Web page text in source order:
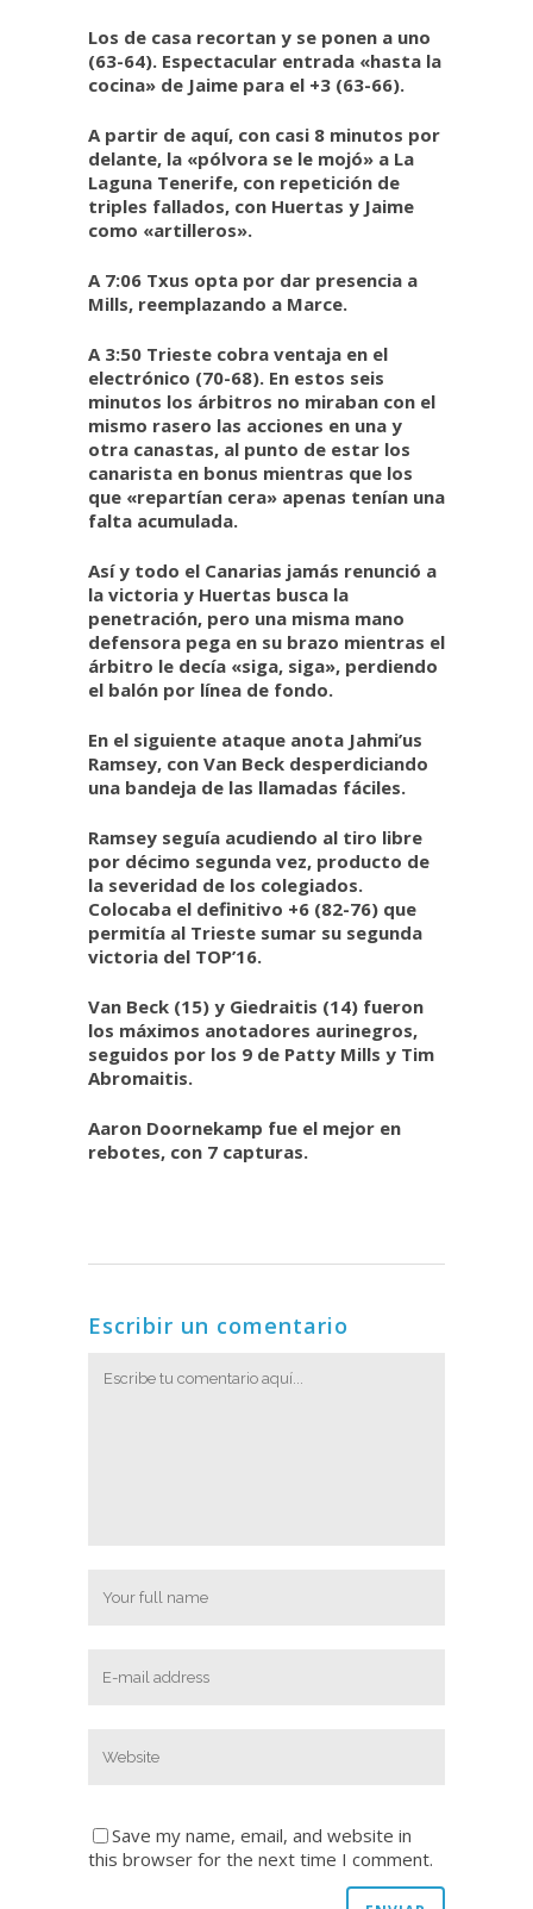
Los de casa recortan y se ponen a uno
(63-64). Espectacular entrada «hasta la
cocina» de Jaime para el +3 (63-66).
A partir de aquí, con casi 8 minutos por
delante, la «pólvora se le mojó» a La
Laguna Tenerife, con repetición de
triples fallados, con Huertas y Jaime
como «artilleros».
A 7:06 Txus opta por dar presencia a
Mills, reemplazando a Marce.
A 3:50 Trieste cobra ventaja en el
electrónico (70-68). En estos seis
minutos los árbitros no miraban con el
mismo rasero las acciones en una y
otra canastas, al punto de estar los
canarista en bonus mientras que los
que «repartían cera» apenas tenían una
falta acumulada.
Así y todo el Canarias jamás renunció a
la victoria y Huertas busca la
penetración, pero una misma mano
defensora pega en su brazo mientras el
árbitro le decía «siga, siga», perdiendo
el balón por línea de fondo.
En el siguiente ataque anota Jahmi’us
Ramsey, con Van Beck desperdiciando
una bandeja de las llamadas fáciles.
Ramsey seguía acudiendo al tiro libre
por décimo segunda vez, producto de
la severidad de los colegiados.
Colocaba el definitivo +6 (82-76) que
permitía al Trieste sumar su segunda
victoria del TOP’16.
Van Beck (15) y Giedraitis (14) fueron
los máximos anotadores aurinegros,
seguidos por los 9 de Patty Mills y Tim
Abromaitis.
Aaron Doornekamp fue el mejor en
rebotes, con 7 capturas.
Escribir un comentario
Save my name, email, and website in
this browser for the next time I comment.